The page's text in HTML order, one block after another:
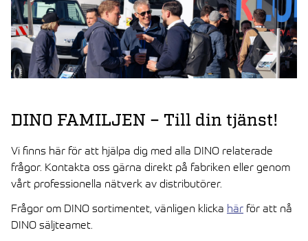
DINO FAMILJEN – Till din tjänst!
Vi finns här för att hjälpa dig med alla DINO relaterade
frågor. Kontakta oss gärna direkt på fabriken eller genom
vårt professionella nätverk av distributörer.
Frågor om DINO sortimentet, vänligen klicka här för att nå
DINO säljteamet.